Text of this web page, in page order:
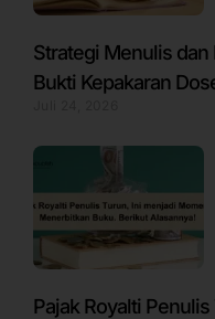
Strategi Menulis
Bukti Kepakaran
Pajak Royalti